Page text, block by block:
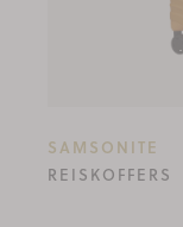
SAMSONITE
REISKOFFERS